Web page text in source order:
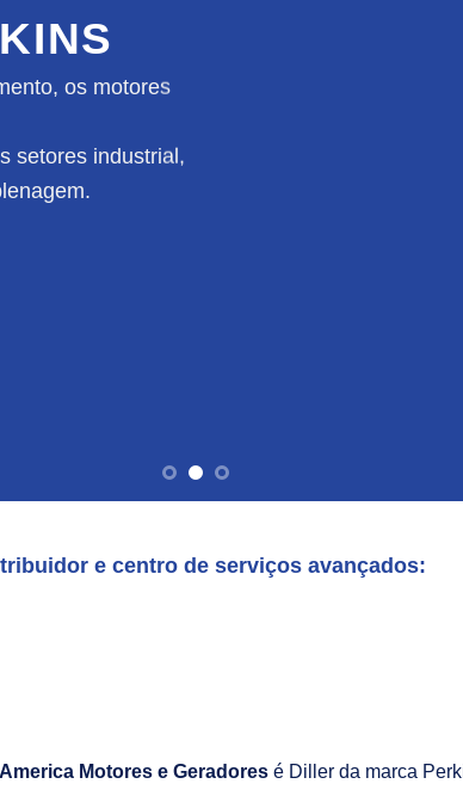
os motores
setores industrial,
e centro de serviços avançados:
America Motores e Geradores é Diller da marca